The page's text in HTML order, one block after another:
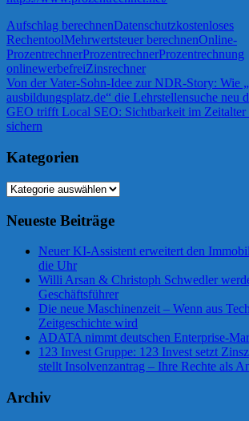
Aufschlag berechnenDatenschutzkostenloses
RechentoolMehrwertsteuer berechnenOnline-
ProzentrechnerProzentrechnerProzentrechnung
onlinewerbefreiZinsrechner
Beitragsnavigation
Vorheriger
Beitrag:
Von der Vater-Sohn-Idee zur NDR-Story: Wie
ausbildungsplatz.de“ die Lehrstellensuche neu
Nächster
Beitrag:
GEO trifft Local SEO: Sichtbarkeit im Zeitalter
sichern
Kategorien
Kategorien
Neueste Beiträge
Neuer KI-Assistent erweitert den
die Uhr
Willi Arsan & Christoph Schwedler
Geschäftsführer
Die neue Maschinenzeit – Wenn aus
Zeitgeschichte wird
ADATA nimmt deutschen Enterprise-
123 Invest Gruppe: 123 Invest setzt
stellt Insolvenzantrag – Ihre Rechte als
Archiv